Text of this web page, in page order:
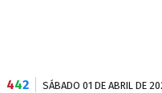
442 SÁBADO 01 DE ABRIL DE